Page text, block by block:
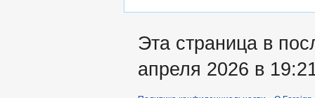
Эта страница в
апреля 2026 в